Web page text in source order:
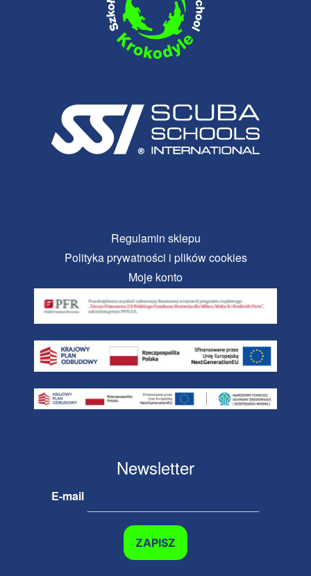
Regulamin sklepu
Polityka prywatności i plików cookies
Moje konto
Newsletter
E-mail